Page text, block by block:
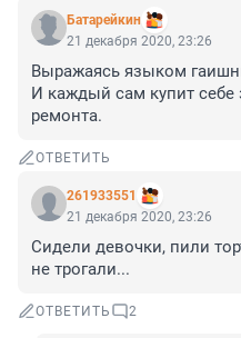
Батарейкин
21 декабря 2020, 23:26
Выражаясь языком
И каждый сам купит себе
ремонта.
ОТВЕТИТЬ
261933551
21 декабря 2020, 23:26
Сидели девочки, пили
не трогали...
ОТВЕТИТЬ 2